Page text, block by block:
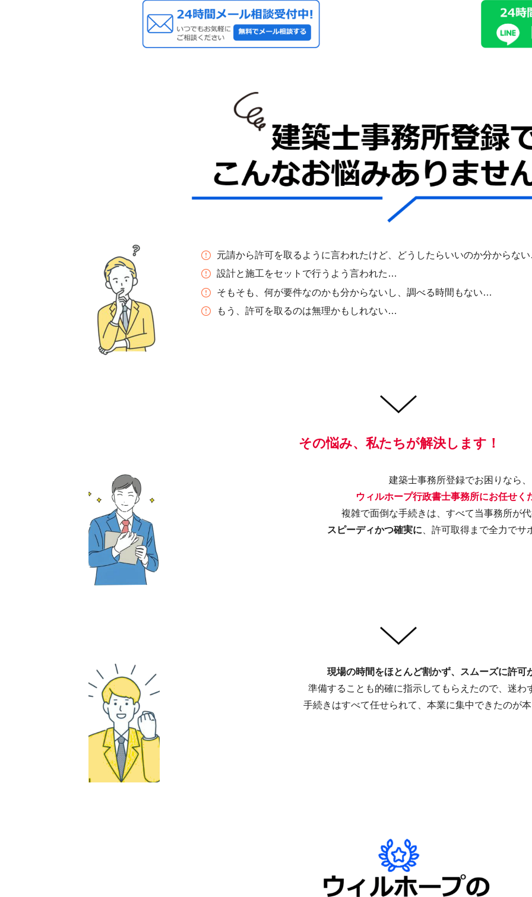
元請から許可を取るように言われたけど、どうしたらいいのか分からな
設計と施工をセットで行うよう言われた…
そもそも、何が要件なのかも分からないし、調べる時間もない…
もう、許可を取るのは無理かもしれない…
その悩み、私たちが解決します！
建築士事務所登録でお困りなら、
ウィルホープ行政書士事務所にお任せく
複雑で面倒な手続きは、すべて当事務所が
スピーディかつ確実に 、許可取得まで全力でサ
現場の時間をほとんど割かず、スムーズに許可
準備することも的確に指示してもらえたので、迷わ
手続きはすべて任せられて、本業に集中できたのが